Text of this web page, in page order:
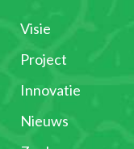
Visie
Project
Innovatie
Nieuws